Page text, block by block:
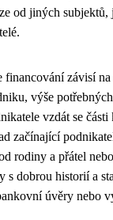
od jiných subjektů,
financování závisí
výše
vzdát se
začínající
rodiny a přátel
s dobrou historií a
úvěry nebo